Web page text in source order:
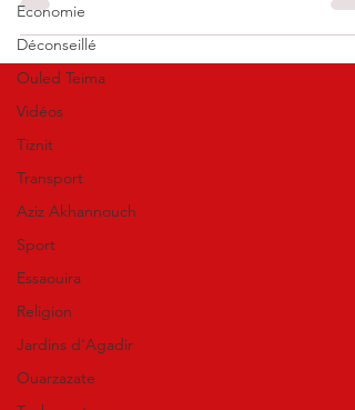
Economie
Déconseillé
Ouled Teima
Vidéos
Tiznit
Transport
Aziz Akhannouch
Sport
Essaouira
Religion
Jardins d'Agadir
Ouarzazate